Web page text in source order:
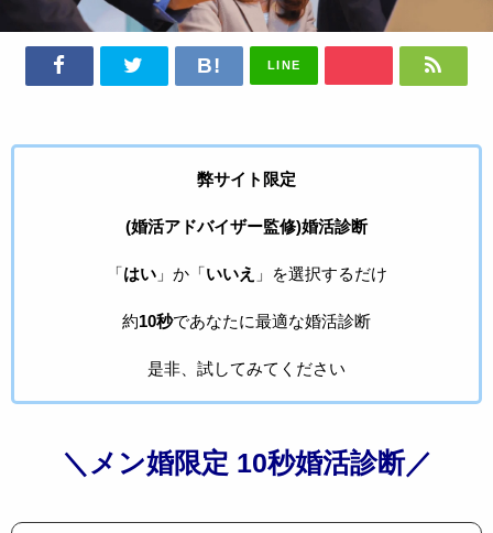
LINE
弊サイト限定
(婚活アドバイザー監修)婚活診断
「はい」か「いいえ 」を選択するだけ
約10秒であなたに最適な婚活診断
是非、試してみてください
＼メン婚限定 10秒婚活診断／